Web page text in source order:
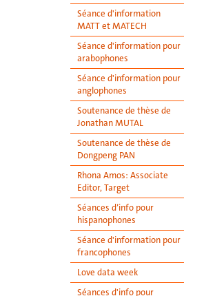
Séance d'information
MATT et MATECH
Séance d'information pour
arabophones
Séance d'information pour
anglophones
Soutenance de thèse de
Jonathan MUTAL
Soutenance de thèse de
Dongpeng PAN
Rhona Amos: Associate
Editor, Target
Séances d’info pour
hispanophones
Séance d'information pour
francophones
Love data week
Séances d'info pour